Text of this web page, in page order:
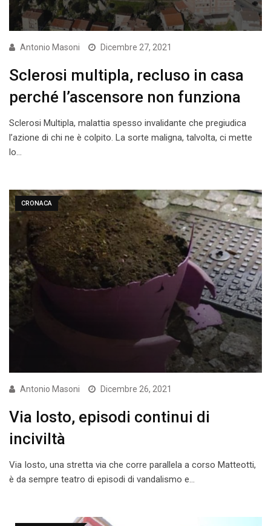
Antonio Masoni Dicembre 27, 2021
Sclerosi multipla, recluso in casa
perché l’ascensore non funziona
Sclerosi Multipla, malattia spesso invalidante che pregiudica
l’azione di chi ne è colpito. La sorte maligna, talvolta, ci mette
lo…
CRONACA
Antonio Masoni Dicembre 26, 2021
Via Iosto, episodi continui di
inciviltà
Via Iosto, una stretta via che corre parallela a corso Matteotti,
è da sempre teatro di episodi di vandalismo e…